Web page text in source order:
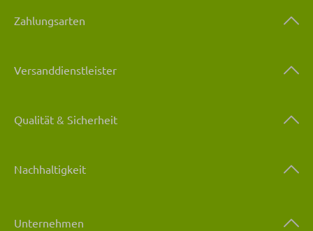
Zahlungsarten
Versanddienstleister
Qualität & Sicherheit
Nachhaltigkeit
Unternehmen